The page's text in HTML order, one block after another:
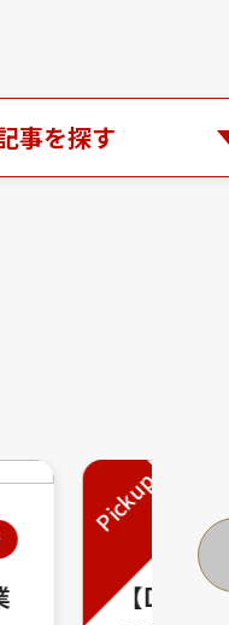
事を探す
DX/最新技術
功事例から学ぶ